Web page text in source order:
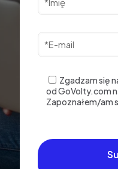
Zgadzam się
od GoVolty.com
Zapoznałem/am